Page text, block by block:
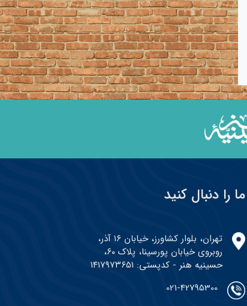
ما را دنبال کنید
تهران، بلوار کشاورز، خیابان ۱۶ آذر،
روبروی خیابان پورسینا، پلاک ۶۰،
حسینیه هنر - کدپستی: ۱۴۱۷۹۷۳۶۵۱
021-42795300